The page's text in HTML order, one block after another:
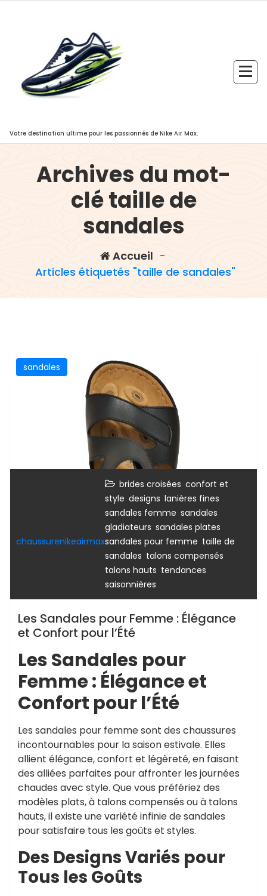
Votre destination ultime pour les passionnés de Nike Air Max.
Archives du mot-
clé taille de
sandales
Accueil -
Articles étiquetés "taille de sandales"
sandales
chaussurenikeairmax
brides croisées confort et
style designs lanières fines
sandales femme sandales
gladiateurs sandales plates
sandales pour femme taille de
sandales talons compensés
talons hauts tendances
saisonnières
Les Sandales pour Femme : Élégance
et Confort pour l’Été
Les Sandales pour
Femme : Élégance et
Confort pour l’Été
Les sandales pour femme sont des chaussures
incontournables pour la saison estivale. Elles
allient élégance, confort et légèreté, en faisant
des alliées parfaites pour affronter les journées
chaudes avec style. Que vous préfériez des
modèles plats, à talons compensés ou à talons
hauts, il existe une variété infinie de sandales
pour satisfaire tous les goûts et styles.
Des Designs Variés pour
Tous les Goûts